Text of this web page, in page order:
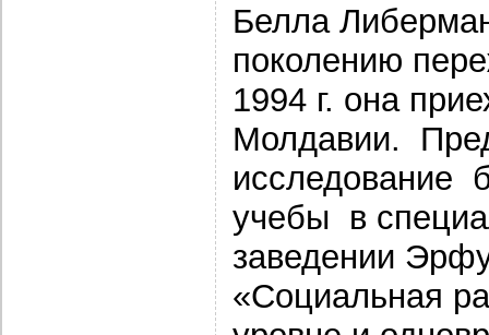
Белла
поколению
1994 г. она
Молдавии.
исследование
учебы в
заведении
«Социальная